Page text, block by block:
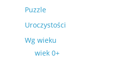
Puzzle
Uroczystości
Wg wieku
wiek 0+